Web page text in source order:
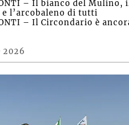
2026
– Il bianco del Mulino,
l’arcobaleno di tutti
– Il Circondario è